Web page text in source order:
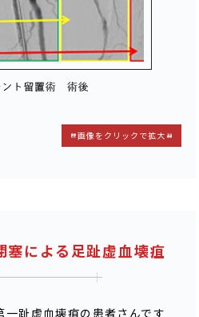
画像をクリックで拡大
塞による足趾虚血壊疽
趾虚血壊疽の患者さんです